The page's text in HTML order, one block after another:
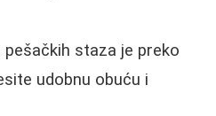
pešačkih staza je preko
udobnu obuću i